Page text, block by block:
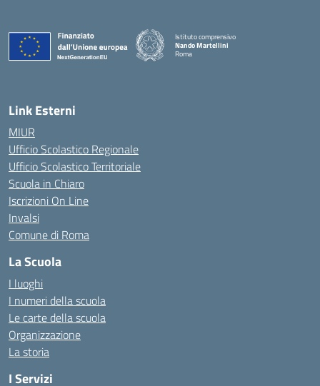
Istituto comprensivo
Nando Martellini
Roma
Link Esterni
MIUR
Ufficio Scolastico Regionale
Ufficio Scolastico Territoriale
Scuola in Chiaro
Iscrizioni On Line
Invalsi
Comune di Roma
La Scuola
I luoghi
I numeri della scuola
Le carte della scuola
Organizzazione
La storia
I Servizi